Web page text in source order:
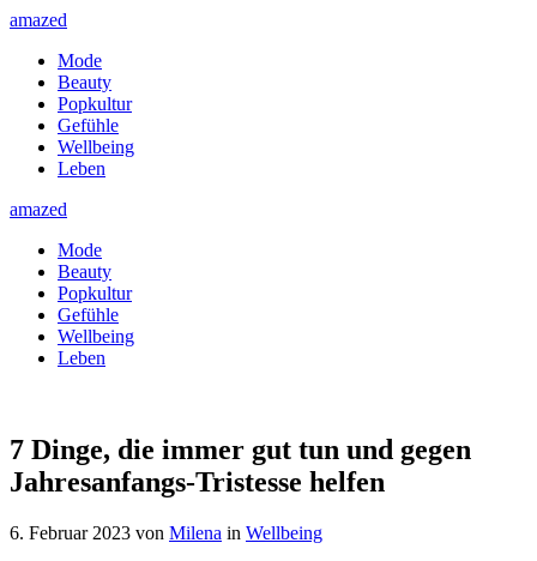
amazed
Mode
Beauty
Popkultur
Gefühle
Wellbeing
Leben
amazed
Mode
Beauty
Popkultur
Gefühle
Wellbeing
Leben
7 Dinge, die immer gut tun und gegen
Jahresanfangs-Tristesse helfen
6. Februar 2023 von Milena in Wellbeing